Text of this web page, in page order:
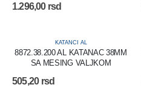
1.296,00 rsd
KATANCI AL
8872.38.200 AL KATANAC 38MM
SA MESING VALJKOM
505,20 rsd